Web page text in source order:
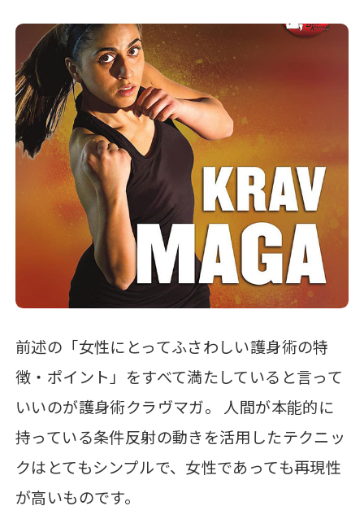
前述の「女性にとってふさわしい護身術の特
徴・ポイント」をすべて満たしていると言って
いいのが護身術クラヴマガ。 人間が本能的に
持っている条件反射の動きを活用したテクニッ
クはとてもシンプルで、女性であっても再現性
が高いものです。